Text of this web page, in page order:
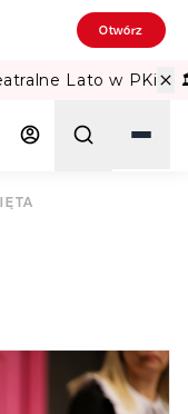
Otwórz
w PKiN! 🏛️